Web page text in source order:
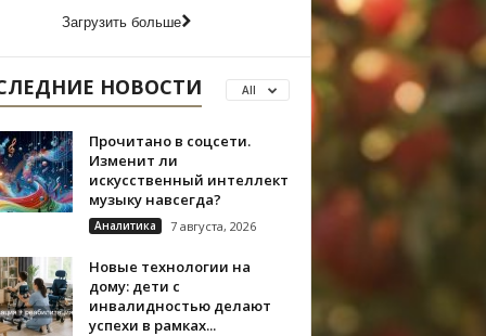
Загрузить больше
НОВОСТИ All
Прочитано в соцсети.
Изменит ли
искусственный интеллект
музыку навсегда?
Аналитика 7 августа, 2026
Новые технологии на
дому: дети с
инвалидностью делают
успехи в рамках...